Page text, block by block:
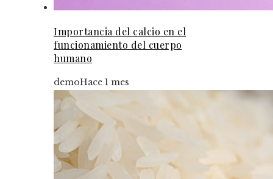
Importancia del calcio en el
funcionamiento del cuerpo
humano
demoHace 1 mes